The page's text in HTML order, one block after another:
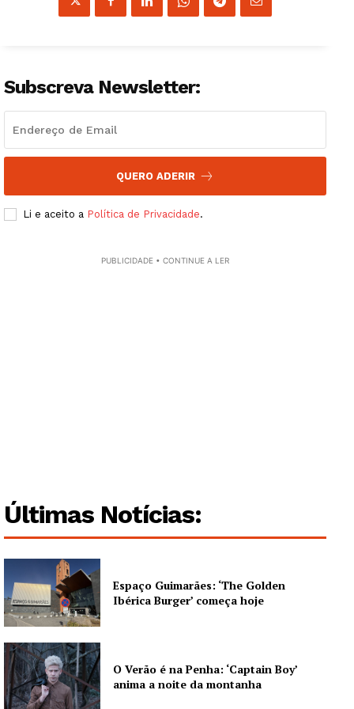
Subscreva Newsletter:
QUERO ADERIR
Li e aceito a Política de Privacidade.
PUBLICIDADE • CONTINUE A LER
Últimas Notícias:
Espaço Guimarães: ‘The Golden
Ibérica Burger’ começa hoje
O Verão é na Penha: ‘Captain Boy’
anima a noite da montanha